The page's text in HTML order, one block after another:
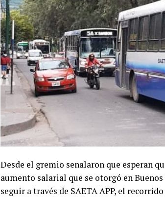
Desde el gremio señalaron que esperan
aumento salarial que se otorgó en
seguir a través de SAETA APP, el